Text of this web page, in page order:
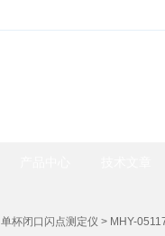
单杯闭口闪点测定仪 > MHY-